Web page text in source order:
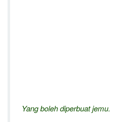
Yang boleh diperbuat jemu.